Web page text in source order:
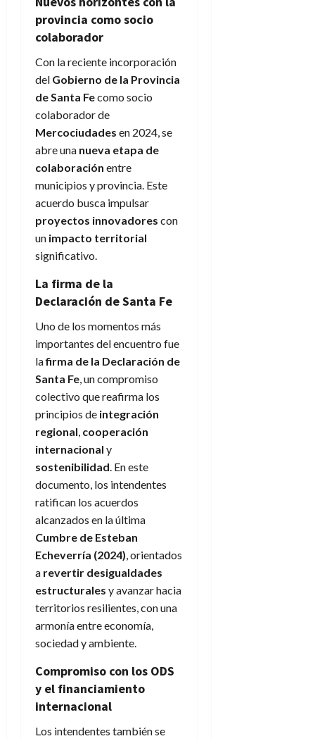
provincia como socio
colaborador
Con la reciente incorporación
del Gobierno de la Provincia
de Santa Fecomo socio
colaborador de
Mercociudades en 2024, se
abre una nueva etapa de
colaboración entre
municipios y provincia. Este
acuerdo busca impulsar
proyectos innovadores con
un impacto territorial
significativo.
La firma de la
Declaración de Santa Fe
Uno de los momentos más
importantes del encuentro fue
lafirma de la Declaración de
Santa Fe, un compromiso
colectivo que reafirma los
principios de integración
regional, cooperación
internacional y
sostenibilidad. En este
documento, los intendentes
ratifican los acuerdos
alcanzados en la última
Cumbre de Esteban
Echeverría (2024), orientados
a revertir desigualdades
estructurales y avanzar hacia
territorios resilientes, con una
armonía entre economía,
sociedad y ambiente.
Compromiso con los ODS
y el financiamiento
internacional
Los intendentes también se